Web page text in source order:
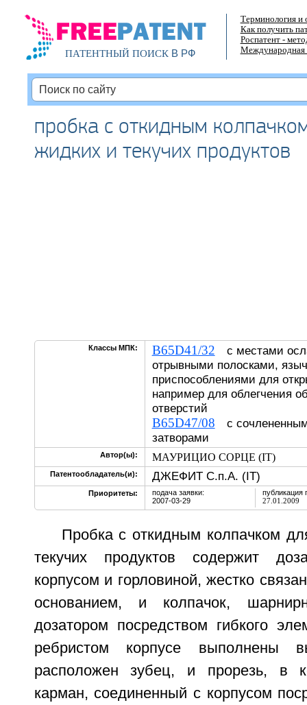
ПАТЕНТНЫЙ ПОИСКВ РФ
Терминология и
Как получить
Роспатент -
Международная
пробка с откидным
жидких и текучих продуктов
Классы МПК: B65D41/32 с местами
отрывными полосками,
приспособлениями для
например для облегчения
отверстий
B65D47/08 с
затворами
Автор(ы): МАУРИЦИО СОРЦЕ (IT)
Патентообладатель(и): ДЖЕФИТ С.п.А. (IT)
Приоритеты:
подача заявки:
2007-03-29
публикация
27.01.2009
Пробка с откидным колпачком
текучих продуктов содержит
корпусом и горловиной, жестко
основанием, и колпачок,
дозатором посредством гибкого
ребристом корпусе выполнены
расположен зубец, и прорезь, в
карман, соединенный с корпусом